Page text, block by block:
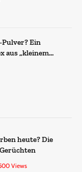
Ein
aus „kleinem
heute? Die
Views